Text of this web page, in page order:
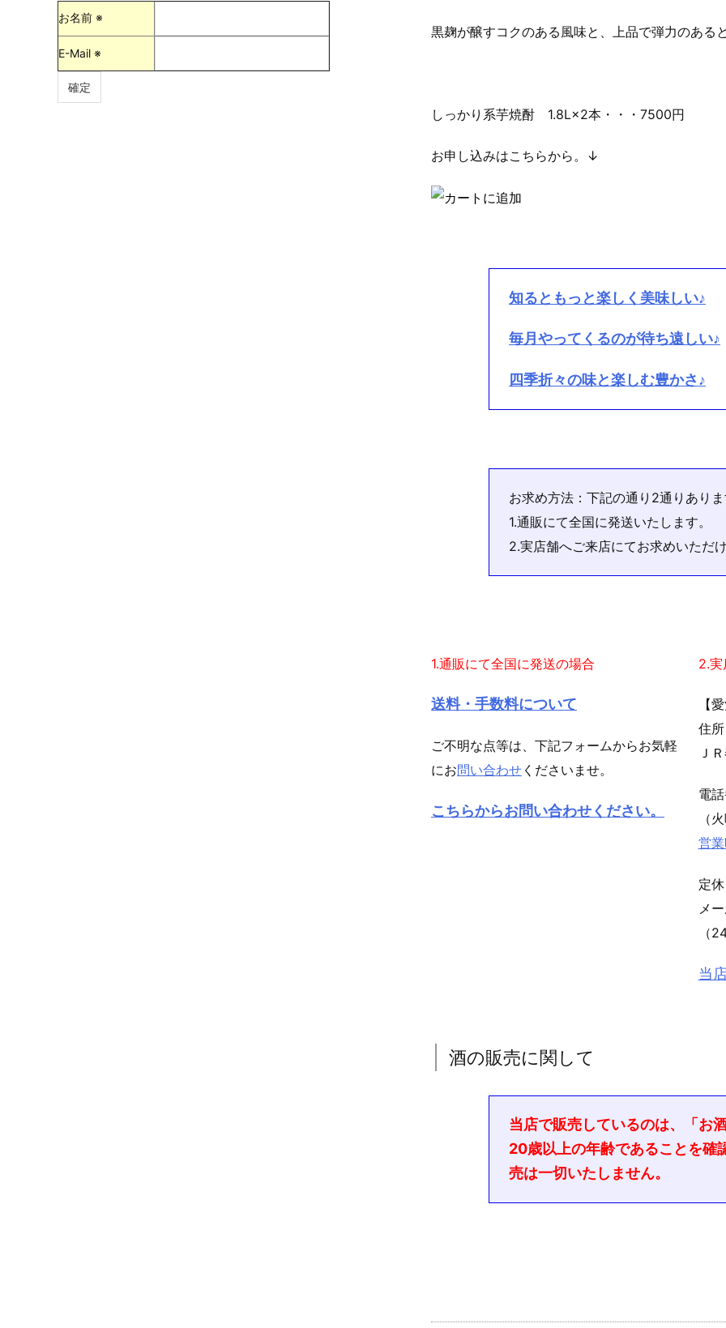
黒麹が醸すコクのある風味と、上品で弾力のある
しっかり系芋焼酎 1.8L×2本・・・7500円
お申し込みはこちらから。↓
知るともっと楽しく美味しい♪
毎月やってくるのが待ち遠しい♪
四季折々の味と楽しむ豊かさ♪
お求め方法：下記の通り2通りありま
1.通販にて全国に発送いたします。
2.実店舗へご来店にてお求めいただけ
1.通販にて全国に発送の場合
送料・手数料について
ご不明な点等は、下記フォームからお気軽
にお問い合わせ くださいませ。
こちらからお問い合わせください。
2.実
【
住
Ｊ
電
（
営
定
メ
（
当
酒の販売に関して
当店で販売しているのは、「お酒
20歳以上の年齢であることを確
売は一切いたしません。
お名前 ※
E-Mail ※